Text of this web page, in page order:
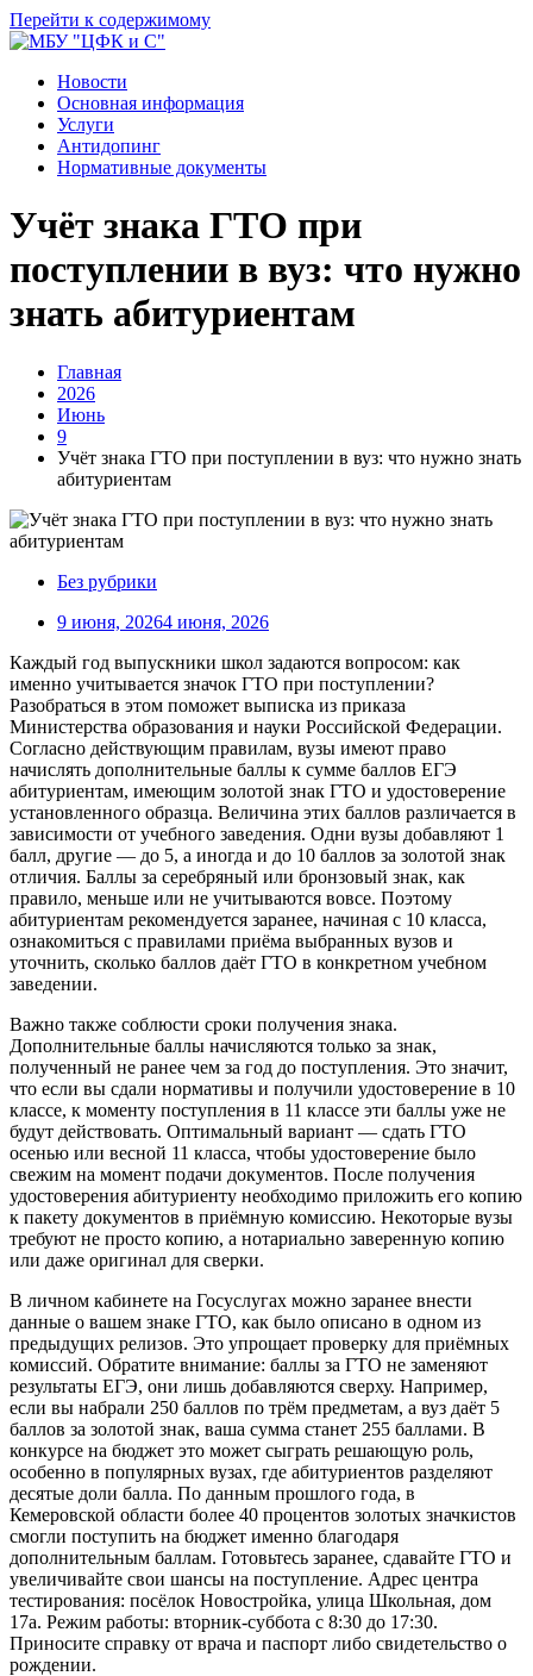
Перейти к содержимому
Новости
Основная информация
Услуги
Антидопинг
Нормативные документы
Учёт знака ГТО при
поступлении в вуз: что нужно
знать абитуриентам
Главная
2026
Июнь
9
Учёт знака ГТО при поступлении в вуз: что нужно знать
абитуриентам
Без рубрики
9 июня, 20264 июня, 2026
Каждый год выпускники школ задаются вопросом: как
именно учитывается значок ГТО при поступлении?
Разобраться в этом поможет выписка из приказа
Министерства образования и науки Российской Федерации.
Согласно действующим правилам, вузы имеют право
начислять дополнительные баллы к сумме баллов ЕГЭ
абитуриентам, имеющим золотой знак ГТО и удостоверение
установленного образца. Величина этих баллов различается в
зависимости от учебного заведения. Одни вузы добавляют 1
балл, другие — до 5, а иногда и до 10 баллов за золотой знак
отличия. Баллы за серебряный или бронзовый знак, как
правило, меньше или не учитываются вовсе. Поэтому
абитуриентам рекомендуется заранее, начиная с 10 класса,
ознакомиться с правилами приёма выбранных вузов и
уточнить, сколько баллов даёт ГТО в конкретном учебном
заведении.
Важно также соблюсти сроки получения знака.
Дополнительные баллы начисляются только за знак,
полученный не ранее чем за год до поступления. Это значит,
что если вы сдали нормативы и получили удостоверение в 10
классе, к моменту поступления в 11 классе эти баллы уже не
будут действовать. Оптимальный вариант — сдать ГТО
осенью или весной 11 класса, чтобы удостоверение было
свежим на момент подачи документов. После получения
удостоверения абитуриенту необходимо приложить его копию
к пакету документов в приёмную комиссию. Некоторые вузы
требуют не просто копию, а нотариально заверенную копию
или даже оригинал для сверки.
В личном кабинете на Госуслугах можно заранее внести
данные о вашем знаке ГТО, как было описано в одном из
предыдущих релизов. Это упрощает проверку для приёмных
комиссий. Обратите внимание: баллы за ГТО не заменяют
результаты ЕГЭ, они лишь добавляются сверху. Например,
если вы набрали 250 баллов по трём предметам, а вуз даёт 5
баллов за золотой знак, ваша сумма станет 255 баллами. В
конкурсе на бюджет это может сыграть решающую роль,
особенно в популярных вузах, где абитуриентов разделяют
десятые доли балла. По данным прошлого года, в
Кемеровской области более 40 процентов золотых значкистов
смогли поступить на бюджет именно благодаря
дополнительным баллам. Готовьтесь заранее, сдавайте ГТО и
увеличивайте свои шансы на поступление. Адрес центра
тестирования: посёлок Новостройка, улица Школьная, дом
17а. Режим работы: вторник-суббота с 8:30 до 17:30.
Приносите справку от врача и паспорт либо свидетельство о
рождении.